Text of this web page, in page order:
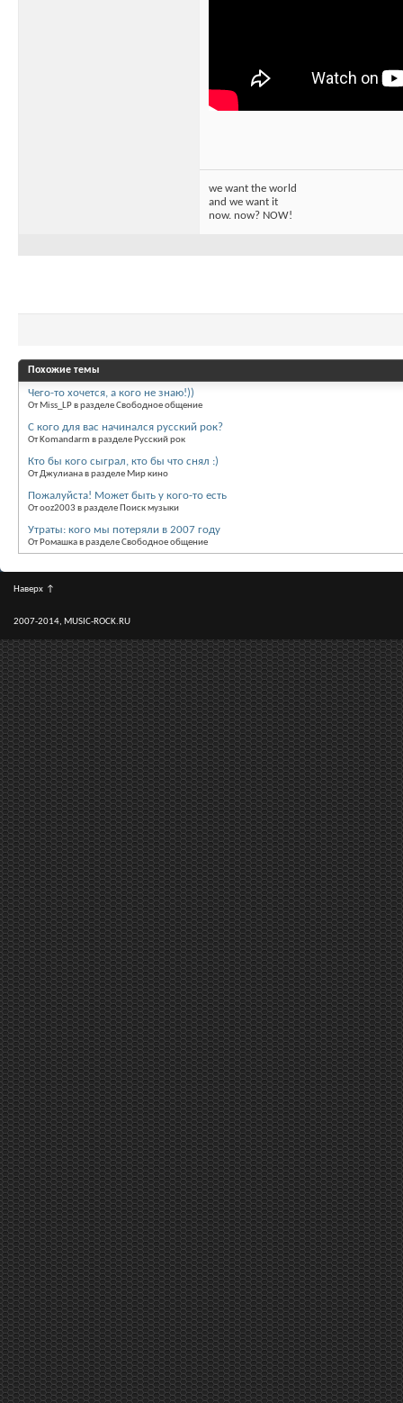
we want the world
and we want it
now. now? NOW!
Похожие темы
Чего-то хочется, а кого не знаю!))
От Miss_LP в разделе Свободное общение
С кого для вас начинался русский рок?
От Komandarm в разделе Русский рок
Кто бы кого сыграл, кто бы что снял :)
От Джулиана в разделе Мир кино
Пожалуйста! Может быть у кого-то есть
От ooz2003 в разделе Поиск музыки
Утраты: кого мы потеряли в 2007 году
От Ромашка в разделе Свободное общение
Наверх ↑
2007-2014, MUSIC-ROCK.RU